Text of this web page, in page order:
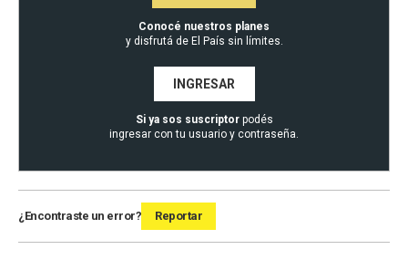
Conocé nuestros planes
y disfrutá de El País sin límites.
INGRESAR
Si ya sos suscriptorpodés
ingresar con tu usuario y contraseña.
¿Encontraste un error? Reportar